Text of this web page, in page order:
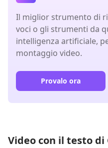
Il miglior strumento di
voci o gli strumenti da
intelligenza artificiale,
montaggio video.
Provalo ora
Video con il testo di